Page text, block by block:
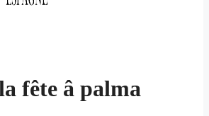
fête â palma